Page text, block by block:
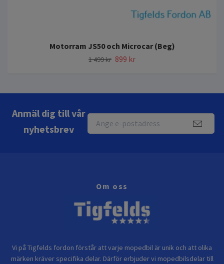
Motorram JS50 och Microcar (Beg)
1 499 kr 899 kr
Anmäl dig till vår
nyhetsbrev
Om oss
Vi på Tigfelds fordon förstår att varje mopedbil är unik och att olika
märken kräver specifika delar. Därför erbjuder vi mopedbilsdelar till